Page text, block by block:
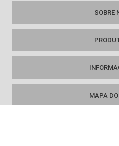
SOBRE
MAPA